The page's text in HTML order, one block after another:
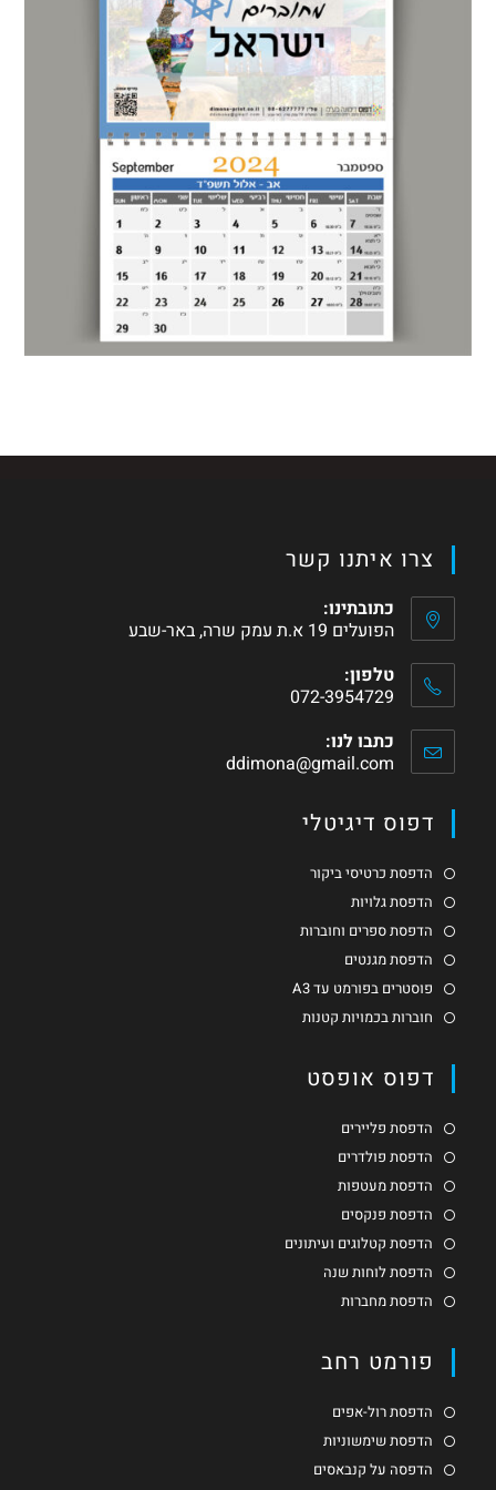
צרו איתנו קשר
כתובתינו:
הפועלים 19 א.ת עמק שרה, באר-שבע
טלפון:
072-3954729
כתבו לנו:
ddimona@gmail.com
דפוס דיגיטלי
הדפסת כרטיסי ביקור
הדפסת גלויות
הדפסת ספרים וחוברות
הדפסת מגנטים
פוסטרים בפורמט עד A3
חוברות בכמויות קטנות
דפוס אופסט
הדפסת פליירים
הדפסת פולדרים
הדפסת מעטפות
הדפסת פנקסים
הדפסת קטלוגים ועיתונים
הדפסת לוחות שנה
הדפסת מחברות
פורמט רחב
הדפסת רול-אפים
הדפסת שימשוניות
הדפסה על קנבאסים